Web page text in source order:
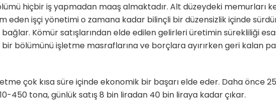
hiçbir iş yapmadan maaş almaktadır. Alt düzeydeki memurları
eden işçi yönetimi o zamana kadar bilinçli bir düzensizlik içinde
Kömür satışlarından elde edilen gelirleri üretimin sürekliliği
bölümünü işletme masraflarına ve borçlara ayırırken geri kalan
çok kısa süre içinde ekonomik bir başarı elde eder. Daha önce
450 tona, günlük satış 8 bin liradan 40 bin liraya kadar çıkar.